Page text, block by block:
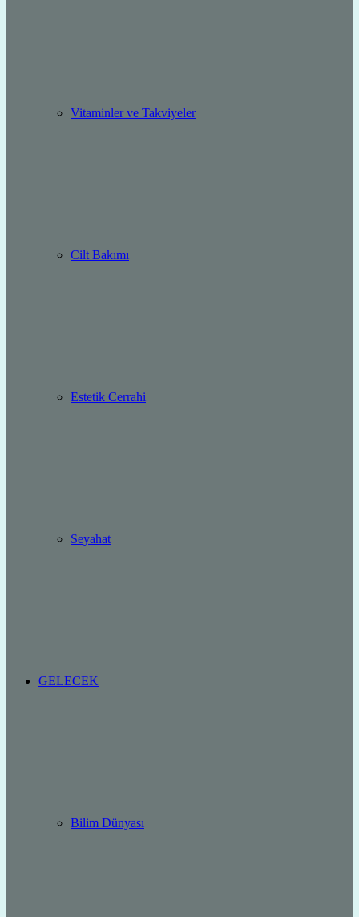
Vitaminler ve Takviyeler
Cilt Bakımı
Estetik Cerrahi
Seyahat
GELECEK
Bilim Dünyası